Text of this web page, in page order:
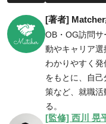
[著者]
OB・OG訪問
動やキャリア
わかりやすく
をもとに、自
策など、就職
る。
[監修] 西川 晃